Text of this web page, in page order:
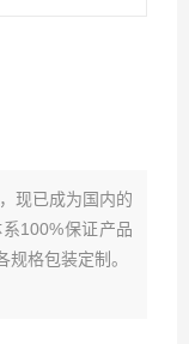
现已成为国内的
100%保证产品
格包装定制。